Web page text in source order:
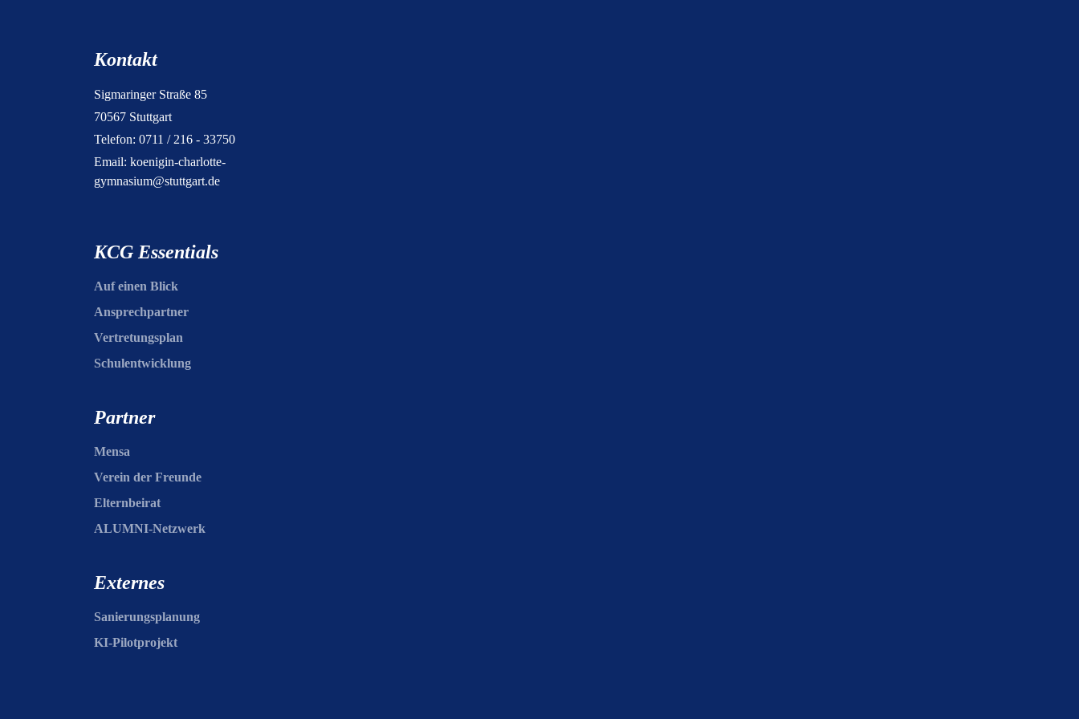
Kontakt
Sigmaringer Straße 85
70567 Stuttgart
Telefon: 0711 / 216 - 33750
Email: koenigin-charlotte-
gymnasium@stuttgart.de
KCG Essentials
Auf einen Blick
Ansprechpartner
Vertretungsplan
Schulentwicklung
Partner
Mensa
Verein der Freunde
Elternbeirat
ALUMNI-Netzwerk
Externes
Sanierungsplanung
KI-Pilotprojekt